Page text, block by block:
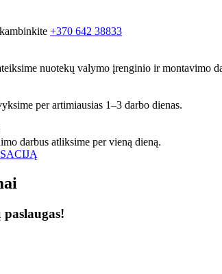
+370 642 38833
nuotekų valymo įrenginio ir montavimo
per artimiausias 1–3 darbo dienas.
darbus atliksime per vieną dieną.